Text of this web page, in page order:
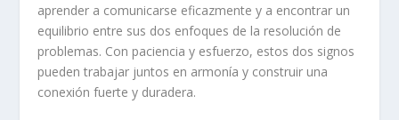
aprender a comunicarse eficazmente y a encontrar un
equilibrio entre sus dos enfoques de la resolución de
problemas. Con paciencia y esfuerzo, estos dos signos
pueden trabajar juntos en armonía y construir una
conexión fuerte y duradera.